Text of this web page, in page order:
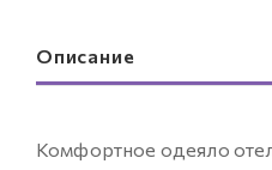
Описание
Комфортное одеяло